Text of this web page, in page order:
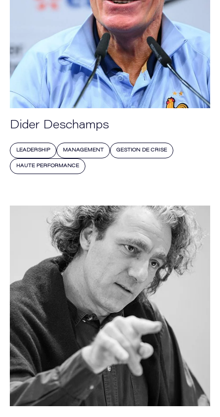
Dider Deschamps
LEADERSHIP MANAGEMENT GESTION DE CRISE
HAUTE PERFORMANCE